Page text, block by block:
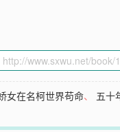
女在名柯世界苟命、 五十